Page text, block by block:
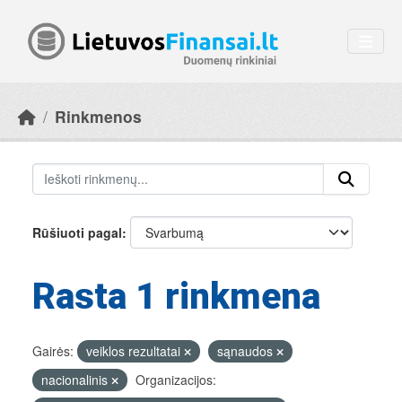
Rinkmenos
Rūšiuoti pagal
Rasta 1 rinkmena
Gairės: veiklos rezultatai
sąnaudos
nacionalinis
Organizacijos: